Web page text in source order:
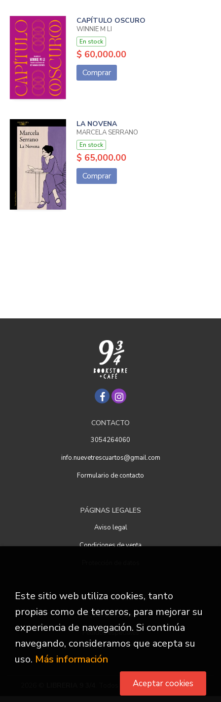
CAPÍTULO OSCURO
WINNIE M LI
En stock
$ 60,000.00
Comprar
LA NOVENA
MARCELA SERRANO
En stock
$ 65,000.00
Comprar
CONTACTO
3054264060
info.nuevetrescuartos@gmail.com
Formulario de contacto
PÁGINAS LEGALES
Aviso legal
Condiciones de venta
ATENCIÓN AL CLIENTE
Quiénes somos
Pedidos especiales
. Todos los Derechos Reservados
Este sitio web utiliza cookies, tanto
propias como de terceros, para mejorar su
experiencia de navegación. Si continúa
navegando, consideramos que acepta su
uso. Más información
Aceptar cookies